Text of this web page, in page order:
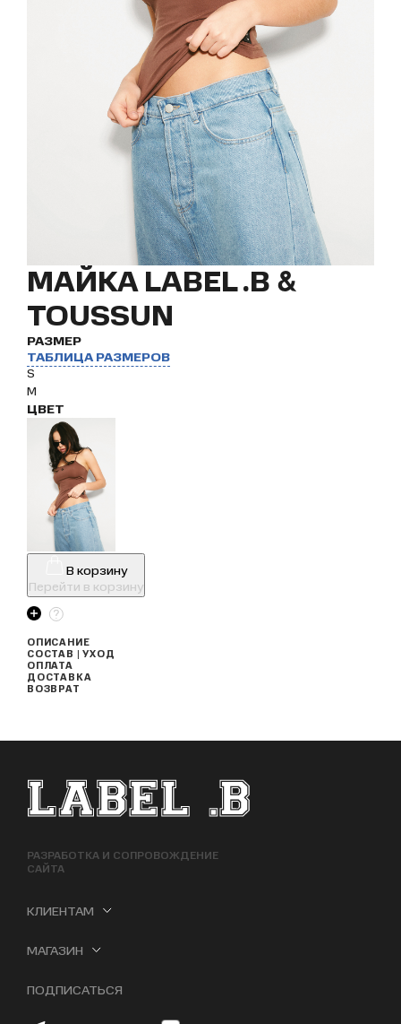
МАЙКА LABEL .B &
TOUSSUN
РАЗМЕР
ТАБЛИЦА РАЗМЕРОВ
S
M
ЦВЕТ
В корзину
Перейти в корзину
ОПИСАНИЕ
СОСТАВ | УХОД
ОПЛАТА
ДОСТАВКА
ВОЗВРАТ
ФУТЕР САЙТА
РАЗРАБОТКА И СОПРОВОЖДЕНИЕ
САЙТА
КЛИЕНТАМ
МАГАЗИН
ПОДПИСАТЬСЯ